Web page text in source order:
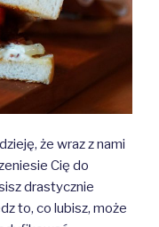
że wraz z nami
Cię do
drastycznie
to, co lubisz, może